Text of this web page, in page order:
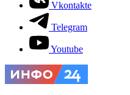
Vkontakte
Telegram
Youtube